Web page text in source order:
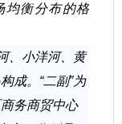
均衡分布的格
、 小洋河、
黄
成。 “二副”为
务商贸中心